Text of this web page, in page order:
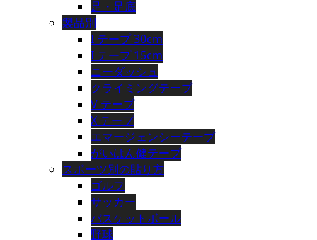
足・足底
製品別
I テープ 30cm
I テープ 15cm
ニーダッシュ
クライミングテープ
V テープ
X テープ
エマージェンシーテープ
がいはん健テープ
スポーツ別の貼り方
ゴルフ
サッカー
バスケットボール
野球